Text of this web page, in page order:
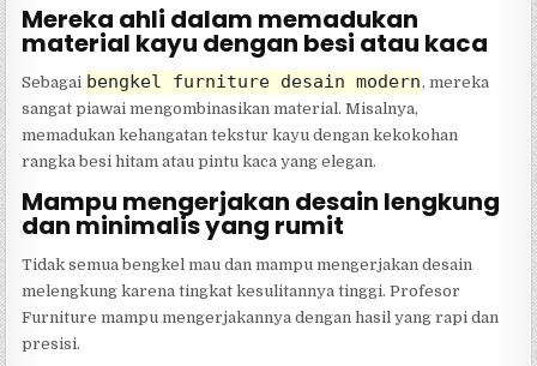
Mereka ahli dalam memadukan
material kayu dengan besi atau kaca
Sebagai bengkel furniture desain modern , mereka
sangat piawai mengombinasikan material. Misalnya,
memadukan kehangatan tekstur kayu dengan kekokohan
rangka besi hitam atau pintu kaca yang elegan.
Mampu mengerjakan desain lengkung
dan minimalis yang rumit
Tidak semua bengkel mau dan mampu mengerjakan desain
melengkung karena tingkat kesulitannya tinggi. Profesor
Furniture mampu mengerjakannya dengan hasil yang rapi dan
presisi.